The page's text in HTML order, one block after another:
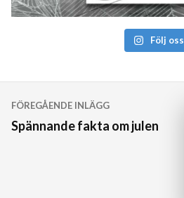
Följ oss
Inläggsnavigering
FÖREGÅENDE INLÄGG
Spännande fakta om julen